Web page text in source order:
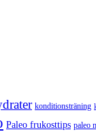
konditionsträning
Paleo frukosttips paleo